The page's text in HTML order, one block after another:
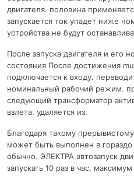
двигателя. половина
запускается ток упадет ниже
устройства не будут
После запуска двигателя и его
состояния После достижения
подключается к входу.
номинальный рабочий режим.
следующий трансформатор
взлета. удаляется из.
Благодаря такому
может быть выполнен в
обычно. ЭЛЕКТРА автозапуск
запускать 10 раз в час,